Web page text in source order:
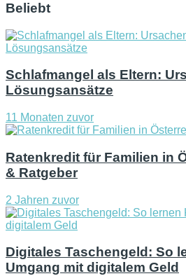
Beliebt
Schlafmangel als Eltern:
Lösungsansätze
11 Monaten zuvor
Ratenkredit für Familien in
& Ratgeber
2 Jahren zuvor
Digitales Taschengeld: So
Umgang mit digitalem Geld